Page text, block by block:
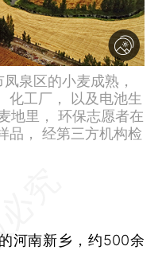
泉区的小麦成熟，
化工厂， 以及电池生
地里， 环保志愿者在
品， 经第三方机构检
南新乡，约500余